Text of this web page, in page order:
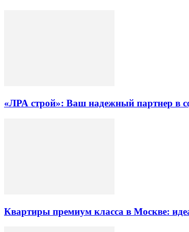
«ЛРА строй»: Ваш надежный партнер в
Квартиры премиум класса в Москве: